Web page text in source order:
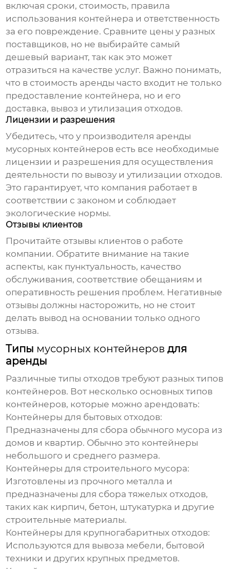
включая сроки, стоимость, правила
использования контейнера и ответственность
за его повреждение. Сравните цены у разных
поставщиков, но не выбирайте самый
дешевый вариант, так как это может
отразиться на качестве услуг. Важно понимать,
что в стоимость аренды часто входит не только
предоставление контейнера, но и его
доставка, вывоз и утилизация отходов.
Лицензии и разрешения
Убедитесь, что у производителя аренды
мусорных контейнеров есть все необходимые
лицензии и разрешения для осуществления
деятельности по вывозу и утилизации отходов.
Это гарантирует, что компания работает в
соответствии с законом и соблюдает
экологические нормы.
Отзывы клиентов
Прочитайте отзывы клиентов о работе
компании. Обратите внимание на такие
аспекты, как пунктуальность, качество
обслуживания, соответствие обещаниям и
оперативность решения проблем. Негативные
отзывы должны насторожить, но не стоит
делать вывод на основании только одного
отзыва.
Типы мусорных контейнеров для
аренды
Различные типы отходов требуют разных типов
контейнеров. Вот несколько основных типов
контейнеров, которые можно арендовать:
Контейнеры для бытовых отходов:
Предназначены для сбора обычного мусора из
домов и квартир. Обычно это контейнеры
небольшого и среднего размера.
Контейнеры для строительного мусора:
Изготовлены из прочного металла и
предназначены для сбора тяжелых отходов,
таких как кирпич, бетон, штукатурка и другие
строительные материалы.
Контейнеры для крупногабаритных отходов:
Используются для вывоза мебели, бытовой
техники и других крупных предметов.